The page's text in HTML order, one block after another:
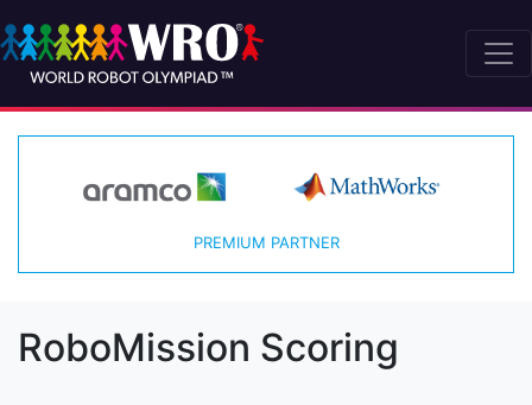
PREMIUM PARTNER
RoboMission Scoring